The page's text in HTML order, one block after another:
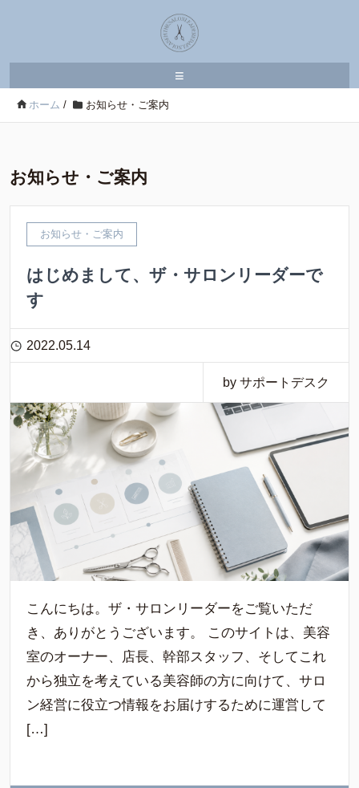
≡
ホーム / お知らせ・ご案内
お知らせ・ご案内
お知らせ・ご案内
はじめまして、ザ・サロンリーダーで
す
2022.05.14
by サポートデスク
こんにちは。ザ・サロンリーダーをご覧いただ
き、ありがとうございます。 このサイトは、美容
室のオーナー、店長、幹部スタッフ、そしてこれ
から独立を考えている美容師の方に向けて、サロ
ン経営に役立つ情報をお届けするために運営して
[…]